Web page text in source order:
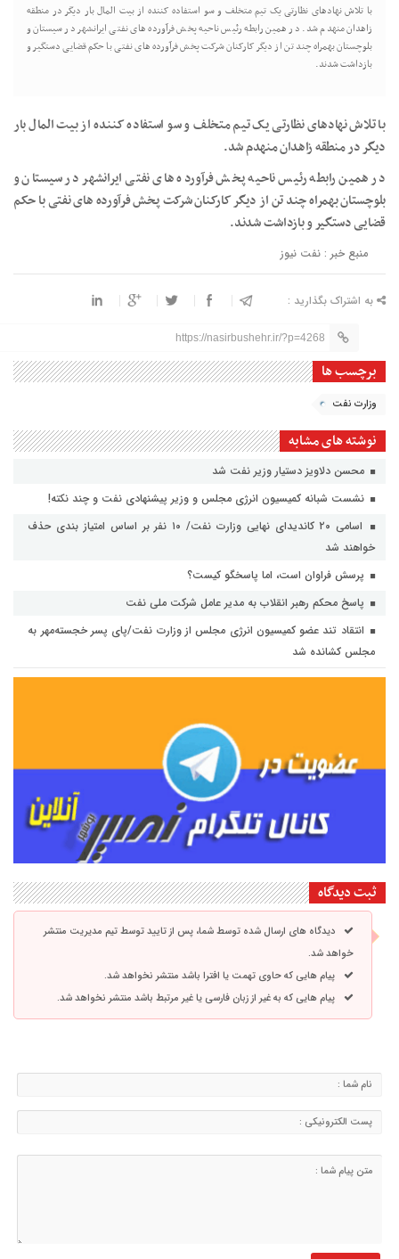
با تلاش نهادهای نظارتی یک تیم متخلف و سو استفاده کننده از بیت المال بار دیگر در منطقه
زاهدان منهدم شد. در همین رابطه رئیس ناحیه پخش فرآورده های نفتی ایرانشهر در سیستان و
بلوچستان بهمراه چند تن از دیگر کارکنان شرکت پخش فرآورده های نفتی با حکم قضایی دستگیر و
بازداشت شدند.
با تلاش نهادهای نظارتی یک تیم متخلف و سو استفاده کننده از بیت المال بار
دیگر در منطقه زاهدان منهدم شد.
در همین رابطه رئیس ناحیه پخش فرآورده های نفتی ایرانشهر در سیستان و
بلوچستان بهمراه چند تن از دیگر کارکنان شرکت پخش فرآورده های نفتی با حکم
قضایی دستگیر و بازداشت شدند.
منبع خبر : نفت نیوز
به اشتراک بگذارید :
https://nasirbushehr.ir/?p=4268
برچسب ها
وزارت نفت
نوشته های مشابه
محسن دلاویز دستیار وزیر نفت شد
نشست شبانه کمیسیون انرژی مجلس و وزیر پیشنهادی نفت و چند نکته!
اسامی ۲۰ کاندیدای نهایی وزارت نفت/ ۱۰ نفر بر اساس امتیاز بندی حذف
خواهند شد
پرسش فراوان است، اما پاسخگو کیست؟
پاسخ محکم رهبر انقلاب به مدیر عامل شرکت ملی نفت
انتقاد تند عضو کمیسیون انرژی مجلس از وزارت نفت/پای پسر خجسته‌مهر به
مجلس کشانده شد
ثبت دیدگاه
دیدگاه های ارسال شده توسط شما، پس از تایید توسط تیم مدیریت منتشر
خواهد شد.
پیام هایی که حاوی تهمت یا افترا باشد منتشر نخواهد شد.
پیام هایی که به غیر از زبان فارسی یا غیر مرتبط باشد منتشر نخواهد شد.